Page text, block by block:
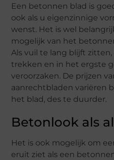
Een betonnen blad is
ook als u eigenzinnige
wenst. Het is wel
mogelijk van het
Als vuil te lang blijft
trekken en in het ergste
veroorzaken. De prijzen
aanrechtbladen variëren
het blad, des te duurder.
Betonlook als
Het is ook mogelijk om
eruit ziet als een